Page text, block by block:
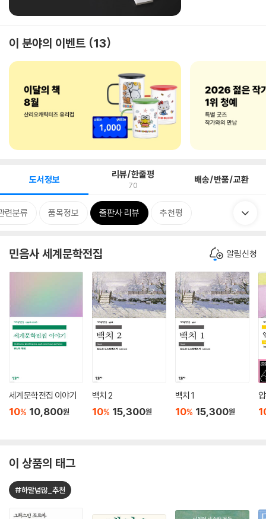
이 분야의 이벤트 13
도서정보 리뷰/한줄평
70 배송/반품/교환
련분류 품목정보 출판사 리뷰 추천평
민음사 세계문학전집 알림신청
세계문학전집 이야기
10% 10,800원
백치 2
10% 15,300원
백치 1
10% 15,300원
이 상품의 태그
#하말넘많_추천